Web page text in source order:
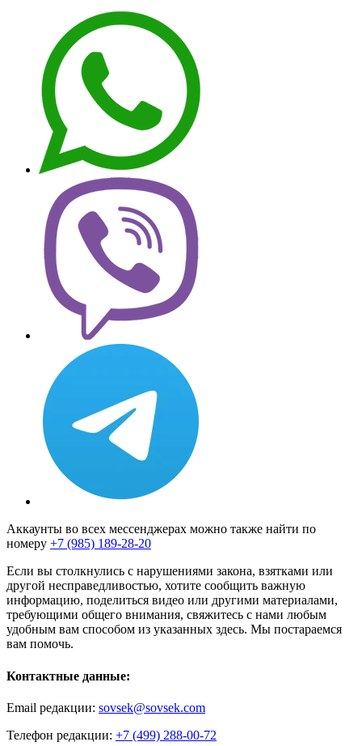
Аккаунты во всех мессенджерах можно также найти по
номеру +7 (985) 189-28-20
Если вы столкнулись с нарушениями закона, взятками или
другой несправедливостью, хотите сообщить важную
информацию, поделиться видео или другими материалами,
требующими общего внимания, свяжитесь с нами любым
удобным вам способом из указанных здесь. Мы постараемся
вам помочь.
Контактные данные:
Email редакции: sovsek@sovsek.com
Телефон редакции: +7 (499) 288-00-72